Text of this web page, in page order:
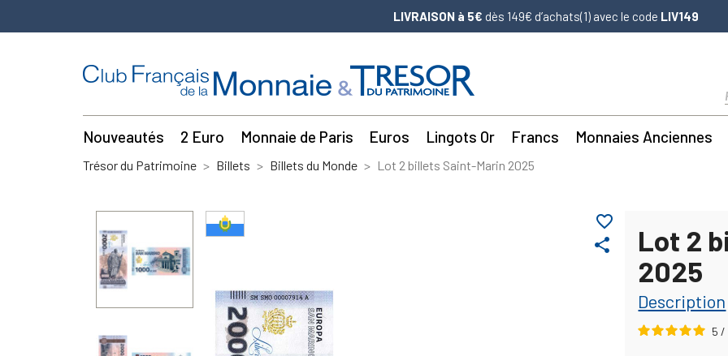
LIVRAISON à 5€ dès 149€ d’achats(1) avec le code LIV149
Nouveautés 2 Euro Monnaie de Paris Euros Lingots Or Francs Monnaies Anciennes
Trésor du Patrimoine Billets Billets du Monde Lot 2 billets Saint-Marin 2025
share
favorite_border
Lot 2
2025
Description
5 /